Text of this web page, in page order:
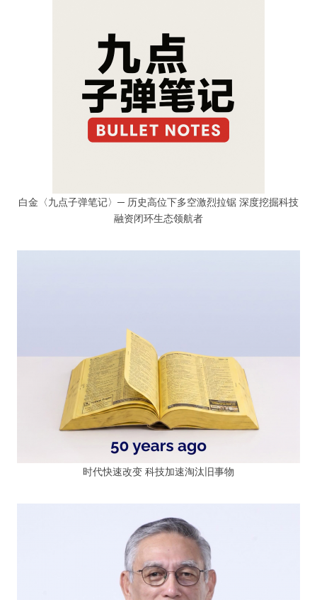
白金〈九点子弹笔记〉─ 历史高位下多空激烈拉锯 深度挖掘科技
融资闭环生态领航者
时代快速改变 科技加速淘汰旧事物